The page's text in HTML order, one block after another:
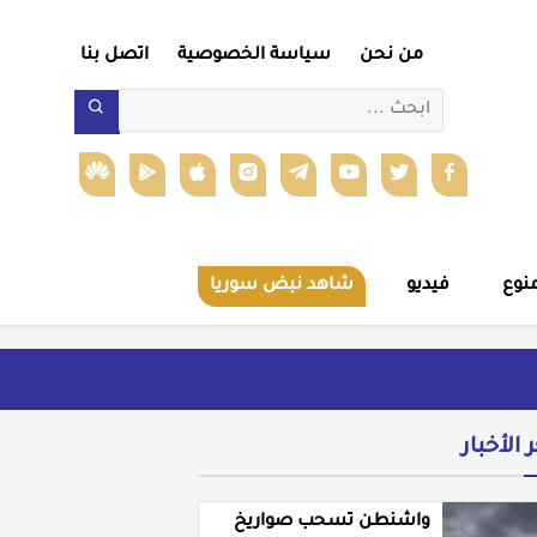
من نحن سياسة الخصوصية اتصل بنا
فيديو شاهد نبض سوريا
الأخبار
واشنطن تسحب صواريخ